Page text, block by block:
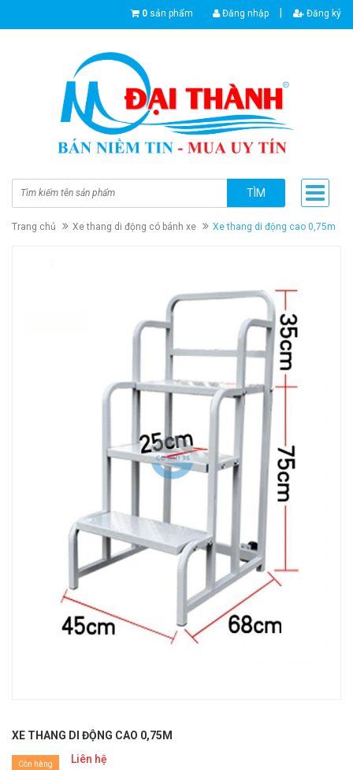
0 sản phẩm Đăng nhập Đăng ký
TÌM
Trang chủ Xe thang di động có bánh xe Xe thang di động cao 0,75m
XE THANG DI ĐỘNG CAO 0,75M
Liên hệ
Còn hàng